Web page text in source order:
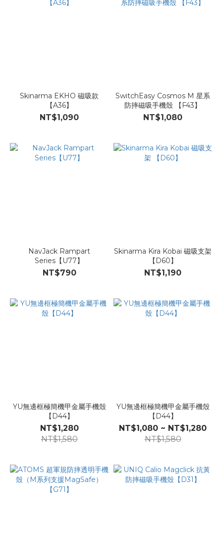
Skinarma EKHO 磁吸款
【A36】
NT$1,090
SwitchEasy Cosmos M 星系
防摔磁吸手機殼 【F43】
NT$1,080
NavJack Rampart
Series【U77】
NT$790
Skinarma Kira Kobai 磁吸支架
【D60】
NT$1,190
YU無邊框極簡機甲金屬手機殼
【D44】
NT$1,280
NT$1,580
YU無邊框極簡機甲金屬手機殼
【D44】
NT$1,080 ~ NT$1,280
NT$1,580